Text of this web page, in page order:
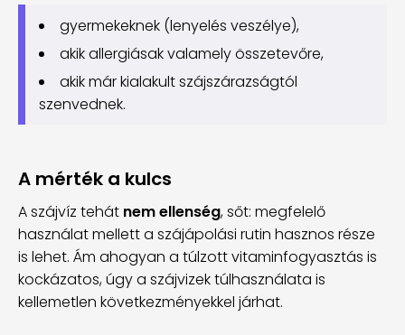
gyermekeknek (lenyelés veszélye),
akik allergiásak valamely összetevőre,
akik már kialakult szájszárazságtól
szenvednek.
A mérték a kulcs
A szájvíz tehát nem ellenség, sőt: megfelelő
használat mellett a szájápolási rutin hasznos része
is lehet. Ám ahogyan a túlzott vitaminfogyasztás is
kockázatos, úgy a szájvizek túlhasználata is
kellemetlen következményekkel járhat.